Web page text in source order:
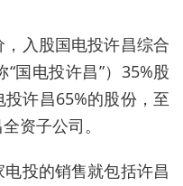
入股国电投许昌综合
国电投许昌”）35%股
许昌65%的股份，至
资子公司。
投的销售就包括许昌